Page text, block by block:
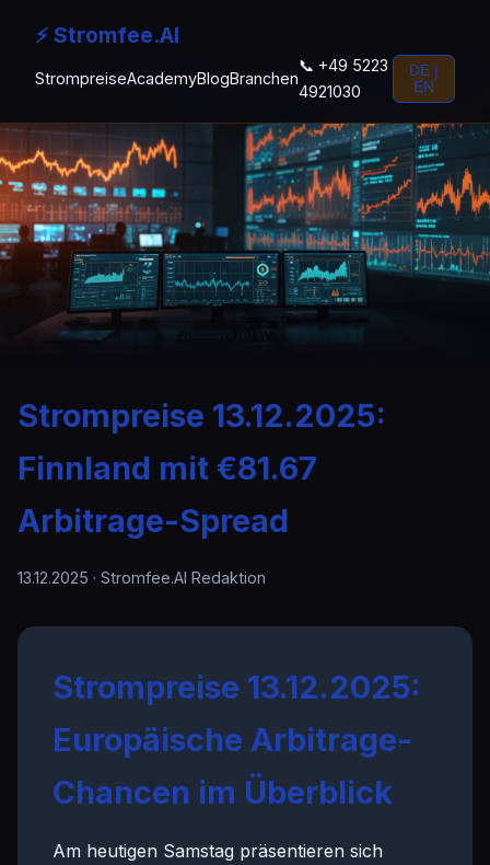
⚡ Stromfee.AI
StrompreiseAcademyBlogBranchen
📞 +49 5223
4921030
DE |
EN
Strompreise 13.12.2025:
Finnland mit €81.67
Arbitrage-Spread
13.12.2025 · Stromfee.AI Redaktion
Strompreise 13.12.2025:
Europäische Arbitrage-
Chancen im Überblick
Am heutigen Samstag präsentieren sich